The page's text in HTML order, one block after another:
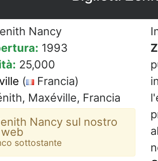
Nancy
1993
25,000
(
Francia)
Maxéville, Francia
Nancy sul nostro
sottostante